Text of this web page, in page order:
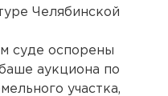
Челябинской
суде оспорены
аукциона по
участка,